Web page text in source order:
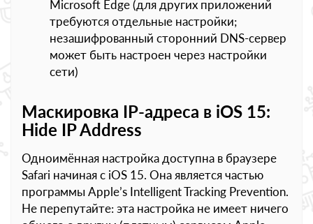
Microsoft Edge (для других приложений
требуются отдельные настройки;
незашифрованный сторонний DNS-сервер
может быть настроен через настройки
сети)
Маскировка IP-адреса в iOS 15:
Hide IP Address
Одноимённая настройка доступна в браузере
Safari начиная с iOS 15. Она является частью
программы Apple’s Intelligent Tracking Prevention.
Не перепутайте: эта настройка не имеет ничего